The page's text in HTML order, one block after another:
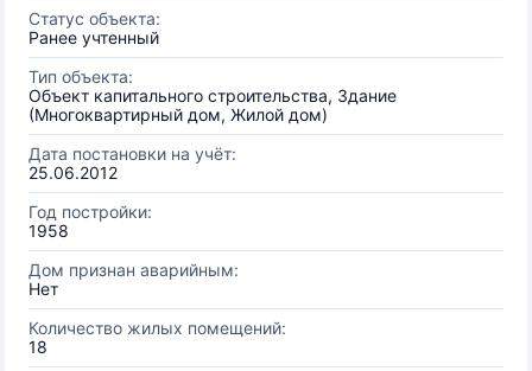
Статус объекта:
Ранее учтенный
Тип объекта:
Объект капитального строительства, Здание
(Многоквартирный дом, Жилой дом)
Дата постановки на учёт:
25.06.2012
Год постройки:
1958
Дом признан аварийным:
Нет
Количество жилых помещений:
18